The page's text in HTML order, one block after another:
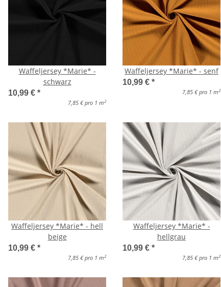
Waffeljersey *Marie* -
schwarz
10,99 € *
7,85 € pro 1 m2
Waffeljersey *Marie* - senf
10,99 € *
7,85 € pro 1 m2
Waffeljersey *Marie* - hell
beige
10,99 € *
7,85 € pro 1 m2
Waffeljersey *Marie* -
hellgrau
10,99 € *
7,85 € pro 1 m2